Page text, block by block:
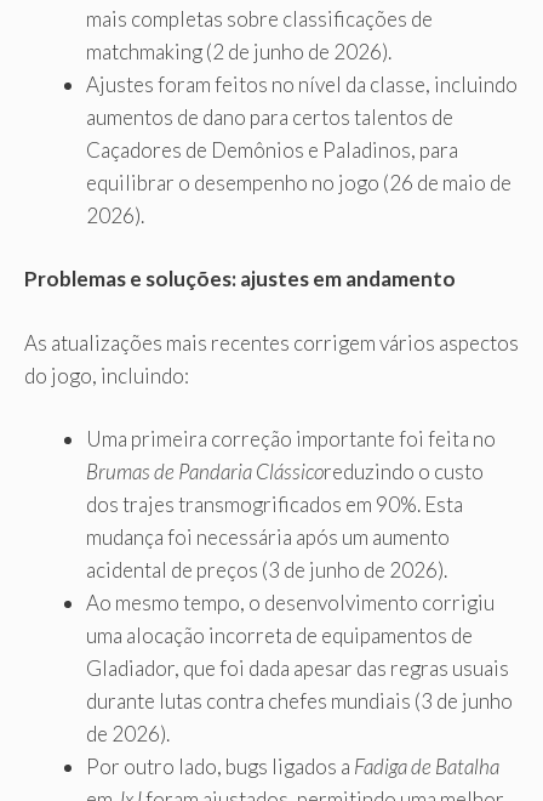
mais completas sobre classificações de
matchmaking (2 de junho de 2026).
Ajustes foram feitos no nível da classe, incluindo
aumentos de dano para certos talentos de
Caçadores de Demônios e Paladinos, para
equilibrar o desempenho no jogo (26 de maio de
2026).
Problemas e soluções: ajustes em andamento
As atualizações mais recentes corrigem vários aspectos
do jogo, incluindo:
Uma primeira correção importante foi feita no
Brumas de Pandaria Clássicoreduzindo o custo
dos trajes transmogrificados em 90%. Esta
mudança foi necessária após um aumento
acidental de preços (3 de junho de 2026).
Ao mesmo tempo, o desenvolvimento corrigiu
uma alocação incorreta de equipamentos de
Gladiador, que foi dada apesar das regras usuais
durante lutas contra chefes mundiais (3 de junho
de 2026).
Por outro lado, bugs ligados a Fadiga de Batalha